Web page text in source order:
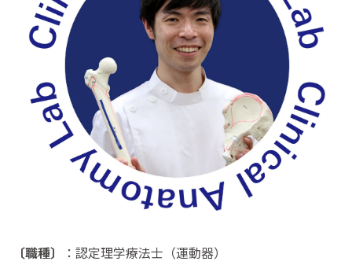
〔職種〕
：認定理学療法士（運動器）